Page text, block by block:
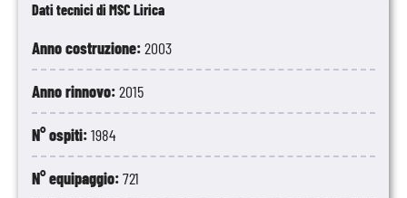
Dati tecnici di MSC Lirica
Anno costruzione:2003
Anno rinnovo:2015
N° ospiti:1984
N° equipaggio:721